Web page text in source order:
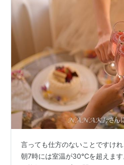
言っても仕方のないことですけ
朝7時には室温が30℃を超えます